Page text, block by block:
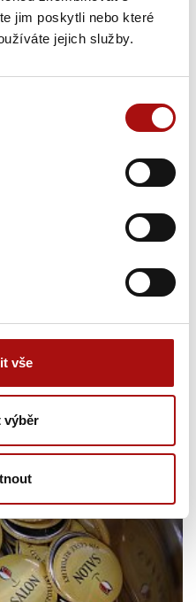
jim poskytli nebo které
jejich služby.
vše
výběr